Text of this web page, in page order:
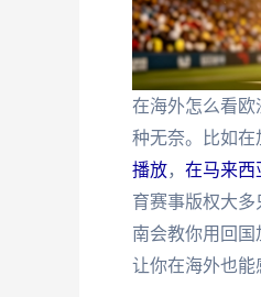
在海外怎么看
种无奈。比如在
播放， 在马来西
育赛事版权大
南会教你用回
让你在海外也能